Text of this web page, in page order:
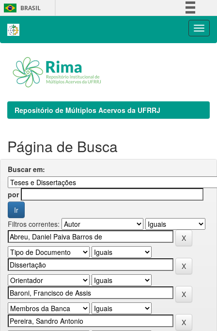
Skip
navigation
BRASIL
Repositório de Múltiplos Acervos da UFRRJ
Página de Busca
Buscar em:
por
Filtros correntes: